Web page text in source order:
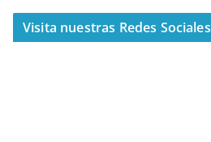
Visita nuestras Redes Sociales